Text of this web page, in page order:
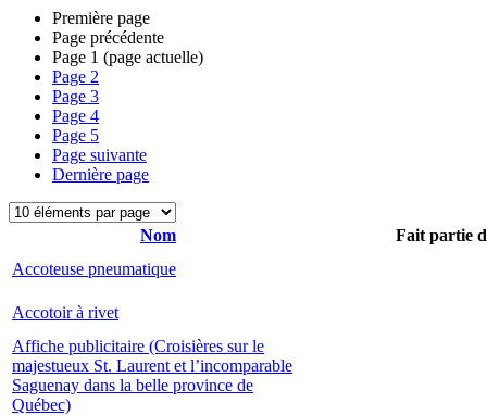
Première page
Page précédente
Page 1 (page actuelle)
Page 2
Page 3
Page 4
Page 5
Page suivante
Dernière page
Nom
Fait partie
Accoteuse pneumatique
Accotoir à rivet
Affiche publicitaire (Croisières sur le
majestueux St. Laurent et l’incomparable
Saguenay dans la belle province de
Québec)